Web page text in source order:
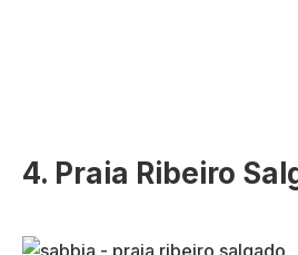
4. Praia Ribeiro